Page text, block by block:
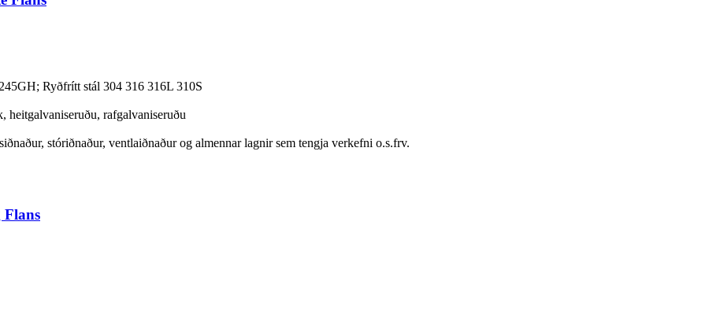
Ryðfrítt stál 304 316 316L 310S
rafgalvaniseruðu
stóriðnaður, ventlaiðnaður og almennar lagnir sem tengja verkefni o.s.frv.
Flans